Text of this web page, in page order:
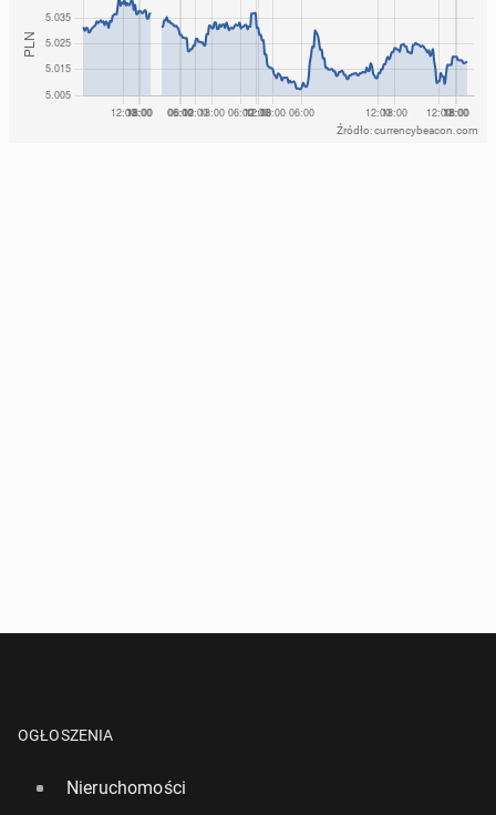
Źródło: currencybeacon.com
OGŁOSZENIA
Nieruchomości